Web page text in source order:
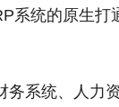
系统的原生打
务系统、人